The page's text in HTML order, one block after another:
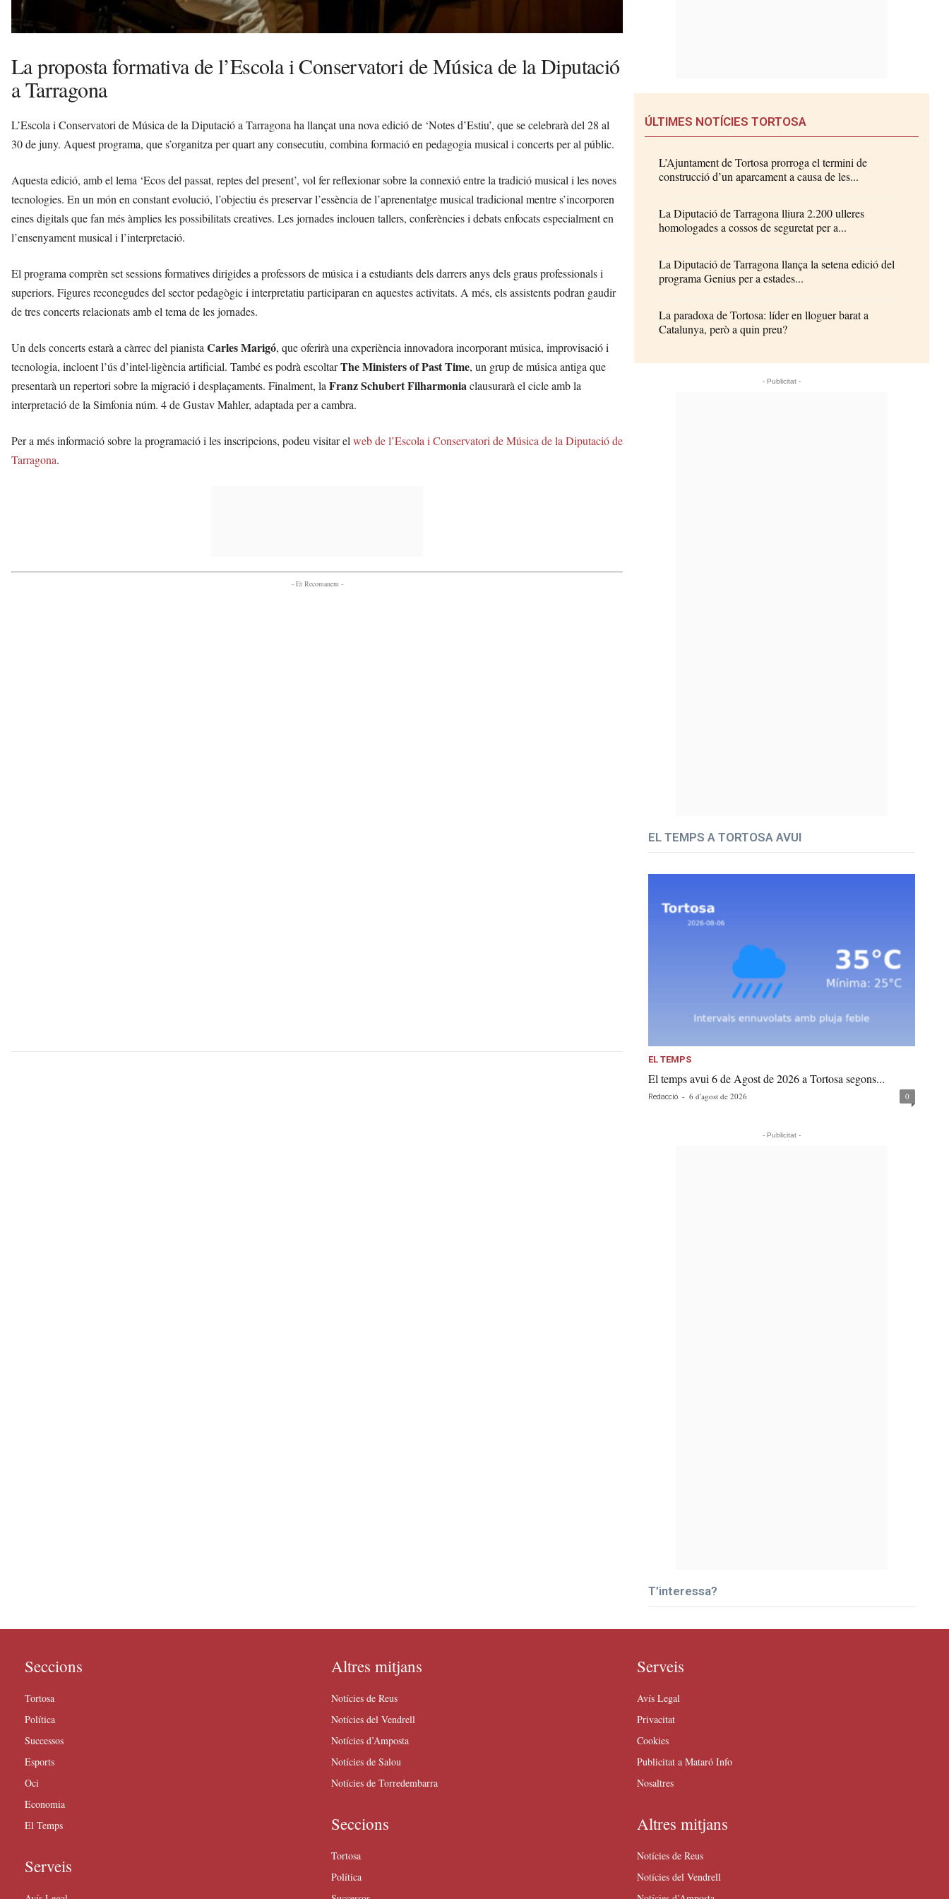
La proposta formativa de l’Escola i Conservatori de Música de la Diputació
a Tarragona
L’Escola i Conservatori de Música de la Diputació a Tarragona ha llançat una nova edició de ‘Notes d’Estiu’, que se celebrarà del 28 al
30 de juny. Aquest programa, que s’organitza per quart any consecutiu, combina formació en pedagogia musical i concerts per al públic.
Aquesta edició, amb el lema ‘Ecos del passat, reptes del present’, vol fer reflexionar sobre la connexió entre la tradició musical i les noves
tecnologies. En un món en constant evolució, l’objectiu és preservar l’essència de l’aprenentatge musical tradicional mentre s’incorporen
eines digitals que fan més àmplies les possibilitats creatives. Les jornades inclouen tallers, conferències i debats enfocats especialment en
l’ensenyament musical i l’interpretació.
El programa comprèn set sessions formatives dirigides a professors de música i a estudiants dels darrers anys dels graus professionals i
superiors. Figures reconegudes del sector pedagògic i interpretatiu participaran en aquestes activitats. A més, els assistents podran gaudir
de tres concerts relacionats amb el tema de les jornades.
Un dels concerts estarà a càrrec del pianista Carles Marigó, que oferirà una experiència innovadora incorporant música, improvisació i
tecnologia, incloent l’ús d’intel·ligència artificial. També es podrà escoltarThe Ministers of Past Time, un grup de música antiga que
presentarà un repertori sobre la migració i desplaçaments. Finalment, la Franz Schubert Filharmoniaclausurarà el cicle amb la
interpretació de la Simfonia núm. 4 de Gustav Mahler, adaptada per a cambra.
Per a més informació sobre la programació i les inscripcions, podeu visitar el web de l’Escola i Conservatori de Música de la Diputació de
Tarragona.
- Et Recomanem -
ÚLTIMES NOTÍCIES TORTOSA
L’Ajuntament de Tortosa prorroga el termini de
construcció d’un aparcament a causa de les...
La Diputació de Tarragona lliura 2.200 ulleres
homologades a cossos de seguretat per a...
La Diputació de Tarragona llança la setena edició del
programa Genius per a estades...
La paradoxa de Tortosa: líder en lloguer barat a
Catalunya, però a quin preu?
- Publicitat -
EL TEMPS A TORTOSA AVUI
EL TEMPS
El temps avui 6 de Agost de 2026 a Tortosa segons...
Redacció - 6 d'agost de 2026 0
- Publicitat -
T’interessa?
Seccions
Tortosa
Política
Successos
Esports
Oci
Economia
El Temps
Serveis
Altres mitjans
Notícies de Reus
Notícies del Vendrell
Notícies d’Amposta
Notícies de Salou
Notícies de Torredembarra
Seccions
Tortosa
Política
Serveis
Avís Legal
Privacitat
Cookies
Publicitat a Mataró Info
Nosaltres
Altres mitjans
Notícies de Reus
Notícies del Vendrell